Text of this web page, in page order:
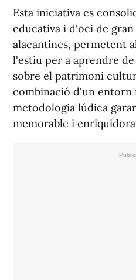
Esta iniciativa es
educativa i d'oci de
alacantines, permetent
l'estiu per a aprendre
sobre el patrimoni
combinació d'un entorn
metodologia lúdica
memorable i